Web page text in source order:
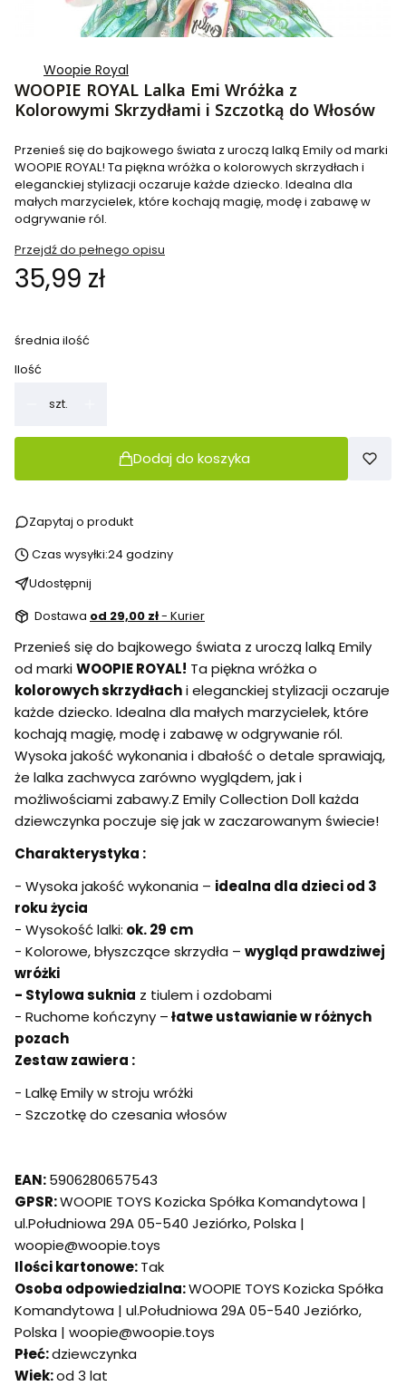
Woopie Royal
WOOPIE ROYAL Lalka Emi Wróżka z
Kolorowymi Skrzydłami i Szczotką do Włosów
Przenieś się do bajkowego świata z uroczą lalką Emily od marki
WOOPIE ROYAL! Ta piękna wróżka o kolorowych skrzydłach i
eleganckiej stylizacji oczaruje każde dziecko. Idealna dla
małych marzycielek, które kochają magię, modę i zabawę w
odgrywanie ról.
Przejdź do pełnego opisu
Cena
35,99 zł
średnia ilość
Ilość
szt.
Dodaj do koszyka
Zapytaj o produkt
Czas wysyłki:24 godziny
Udostępnij
Dostawa od 29,00 zł- Kurier
Przenieś się do bajkowego świata z uroczą lalką Emily
od markiWOOPIE ROYAL! Ta piękna wróżka o
kolorowych skrzydłachi eleganckiej stylizacji oczaruje
każde dziecko. Idealna dla małych marzycielek, które
kochają magię, modę i zabawę w odgrywanie ról.
Wysoka jakość wykonania i dbałość o detale sprawiają,
że lalka zachwyca zarówno wyglądem, jak i
możliwościami zabawy.Z Emily Collection Doll każda
dziewczynka poczuje się jak w zaczarowanym świecie!
Charakterystyka :
- Wysoka jakość wykonania – idealna dla dzieci od 3
roku życia
- Wysokość lalki: ok. 29 cm
- Kolorowe, błyszczące skrzydła – wygląd prawdziwej
wróżki
- Stylowa suknia z tiulem i ozdobami
- Ruchome kończyny –łatwe ustawianie w różnych
pozach
Zestaw zawiera :
- Lalkę Emily w stroju wróżki
- Szczotkę do czesania włosów
EAN:5906280657543
GPSR:WOOPIE TOYS Kozicka Spółka Komandytowa |
ul.Południowa 29A 05-540 Jeziórko, Polska |
woopie@woopie.toys
Ilości kartonowe:Tak
Osoba odpowiedzialna:WOOPIE TOYS Kozicka Spółka
Komandytowa | ul.Południowa 29A 05-540 Jeziórko,
Polska | woopie@woopie.toys
Płeć:dziewczynka
Wiek:od 3 lat